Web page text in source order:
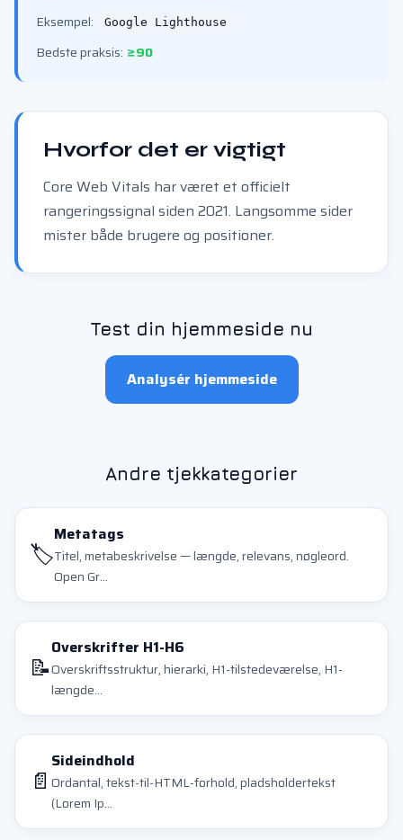
Eksempel:
Google Lighthouse
Bedste praksis: ≥90
Hvorfor det er vigtigt
Core Web Vitals har været et officielt
rangeringssignal siden 2021. Langsomme sider
mister både brugere og positioner.
Test din hjemmeside nu
Analysér hjemmeside
Andre tjekkategorier
🏷️
Metatags
Titel, metabeskrivelse — længde, relevans, nøgleord.
Open Gr...
📝
Overskrifter H1-H6
Overskriftsstruktur, hierarki, H1-tilstedeværelse, H1-
længde...
📄
Sideindhold
Ordantal, tekst-til-HTML-forhold, pladsholdertekst
(Lorem Ip...